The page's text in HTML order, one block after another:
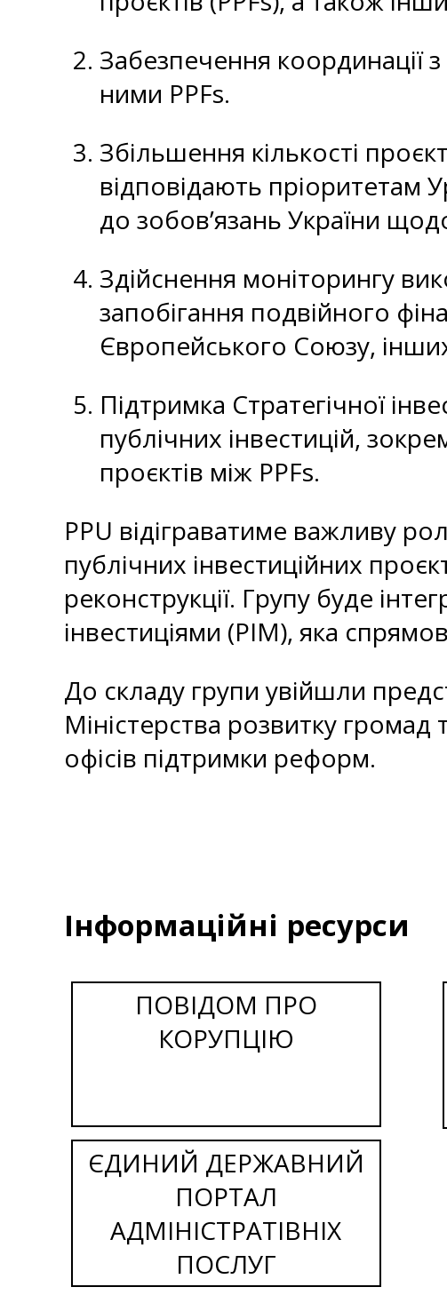
Забезпечення
ними PPFs.
Збільшення кількості
відповідають пріоритетам
до зобов’язань України
Здійснення моніторингу
запобігання подвійного
Європейського Союзу,
Підтримка Стратегічної
публічних інвестицій,
проєктів між PPFs.
PPU відіграватиме важливу
публічних інвестиційних
реконструкції. Групу буде
інвестиціями (PIM), яка
До складу групи увійшли
Міністерства розвитку
офісів підтримки реформ.
Інформаційні ресурси
ПОВІДОМ ПРО
КОРУПЦІЮ
ЄДИНИЙ ДЕРЖАВНИЙ
ПОРТАЛ
АДМІНІСТРАТІВНІХ
ПОСЛУГ